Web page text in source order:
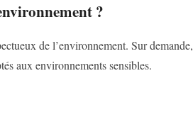
?
de l’environnement. Sur demande,
aux environnements sensibles.